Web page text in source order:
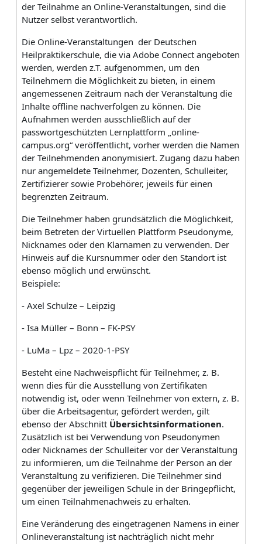
der Teilnahme an Online-Veranstaltungen, sind die
Nutzer selbst verantwortlich.
Die Online-Veranstaltungen der Deutschen
Heilpraktikerschule, die via Adobe Connect angeboten
werden, werden z.T. aufgenommen, um den
Teilnehmern die Möglichkeit zu bieten, in einem
angemessenen Zeitraum nach der Veranstaltung die
Inhalte offline nachverfolgen zu können. Die
Aufnahmen werden ausschließlich auf der
passwortgeschützten Lernplattform „online-
campus.org“ veröffentlicht, vorher werden die Namen
der Teilnehmenden anonymisiert. Zugang dazu haben
nur angemeldete Teilnehmer, Dozenten, Schulleiter,
Zertifizierer sowie Probehörer, jeweils für einen
begrenzten Zeitraum.
Die Teilnehmer haben grundsätzlich die Möglichkeit,
beim Betreten der Virtuellen Plattform Pseudonyme,
Nicknames oder den Klarnamen zu verwenden. Der
Hinweis auf die Kursnummer oder den Standort ist
ebenso möglich und erwünscht.
Beispiele:
- Axel Schulze – Leipzig
- Isa Müller – Bonn – FK-PSY
- LuMa – Lpz – 2020-1-PSY
Besteht eine Nachweispflicht für Teilnehmer, z. B.
wenn dies für die Ausstellung von Zertifikaten
notwendig ist, oder wenn Teilnehmer von extern, z. B.
über die Arbeitsagentur, gefördert werden, gilt
ebenso der Abschnitt Übersichtsinformationen.
Zusätzlich ist bei Verwendung von Pseudonymen
oder Nicknames der Schulleiter vor der Veranstaltung
zu informieren, um die Teilnahme der Person an der
Veranstaltung zu verifizieren. Die Teilnehmer sind
gegenüber der jeweiligen Schule in der Bringepflicht,
um einen Teilnahmenachweis zu erhalten.
Eine Veränderung des eingetragenen Namens in einer
Onlineveranstaltung ist nachträglich nicht mehr